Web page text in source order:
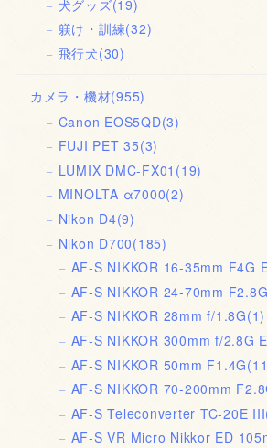
犬グッズ(19)
躾け・訓練(32)
飛行犬(30)
カメラ・機材(955)
Canon EOS5QD(3)
FUJI PET 35(3)
LUMIX DMC-FX01 (19)
MINOLTA α7000(2)
Nikon D4(9)
Nikon D700(185)
AF-S NIKKOR 16-35mm F4G
AF-S NIKKOR 24-70mm
AF-S NIKKOR 28mm f/1.8G(1)
AF-S NIKKOR 300mm f/2.8G
AF-S NIKKOR 50mm F1.4G
AF-S NIKKOR 70-200mm
AF-S Teleconverter TC-20E III
AF-S VR Micro Nikkor ED